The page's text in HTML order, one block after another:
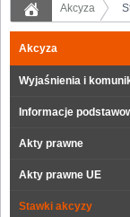
Akcyza
Akcyza
Wyjaśnienia i
Informacje
Akty prawne
Akty prawne UE
Stawki akcyzy